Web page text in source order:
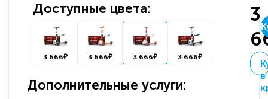
Доступные цвета:
3 666₽ 3 666₽ 3 666₽ 3 666₽
Дополнительные услуги:
3
в